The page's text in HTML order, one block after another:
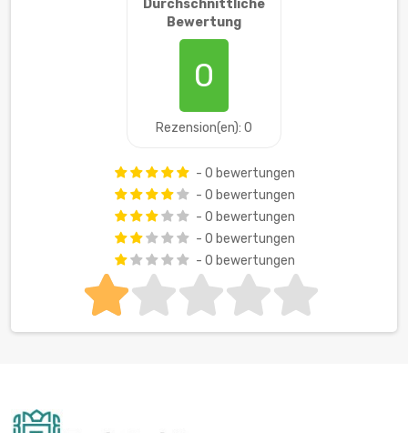
Durchschnittliche
Bewertung
0
Rezension(en): 0
- 0 bewertungen
- 0 bewertungen
- 0 bewertungen
- 0 bewertungen
- 0 bewertungen